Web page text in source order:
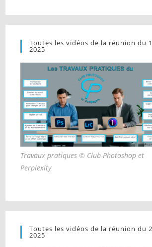
Toutes les vidéos de la réunion du
2025
Travaux pratiques © Club Photoshop et
Perplexity
Toutes les vidéos de la réunion du
2025